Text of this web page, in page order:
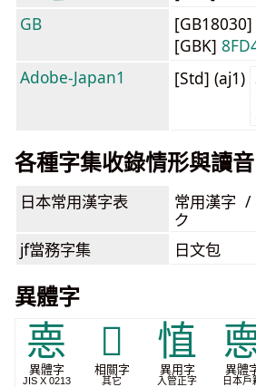
GB
[GB18030]
[GBK]
Adobe-Japan1
[Std] (aj1)
各種字集收錄情形與讀音
日本常用漢字表
常用漢字 /
ク
jf當務字集 日文包
異體字
𢛳
異體字
JIS X 0213
𭲓
相關字
其它
㥀
異用字
入管正字
異體
日本戶